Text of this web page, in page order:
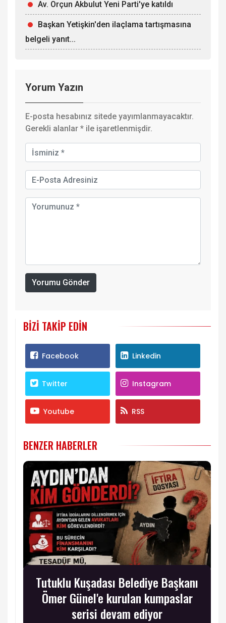
Av. Orçun Akbulut Yeni Parti'ye katıldı
Başkan Yetişkin'den ilaçlama tartışmasına
belgeli yanıt...
Yorum Yazın
E-posta hesabınız sitede yayımlanmayacaktır.
Gerekli alanlar * ile işaretlenmişdir.
Yorumu Gönder
BIZI TAKIP EDIN
Facebook Linkedin
Twitter Instagram
Youtube RSS
BENZER HABERLER
Tutuklu Kuşadası Belediye Başkanı
Ömer Günel'e kurulan kumpaslar
serisi devam ediyor